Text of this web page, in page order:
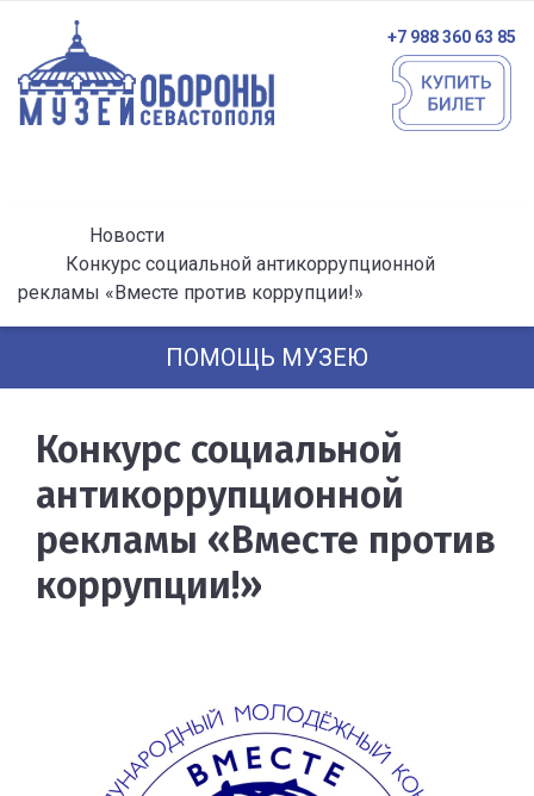
+7 988 360 63 85
Новости
Конкурс социальной антикоррупционной
рекламы «Вместе против коррупции!»
ПОМОЩЬ МУЗЕЮ
Конкурс социальной
антикоррупционной
рекламы «Вместе против
коррупции!»